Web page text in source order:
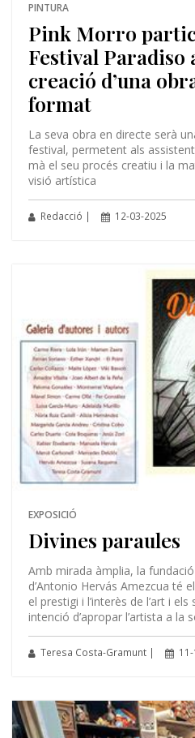
PINTURA
Pink Morro
Festival Paradiso
creació d’una
format
La seva obra en directe serà
festival, permetent als
mà el seu procés creatiu i la
visió artística
Redacció | 12-03-2025
EXPOSICIÓ
Divines paraules
Amb mirada àmplia, la
d’Antonio Hervás Amezcua té
el prestigi i l’interès de l’art i
intenció d’apropar l’artista a la
Teresa Costa-Gramunt |